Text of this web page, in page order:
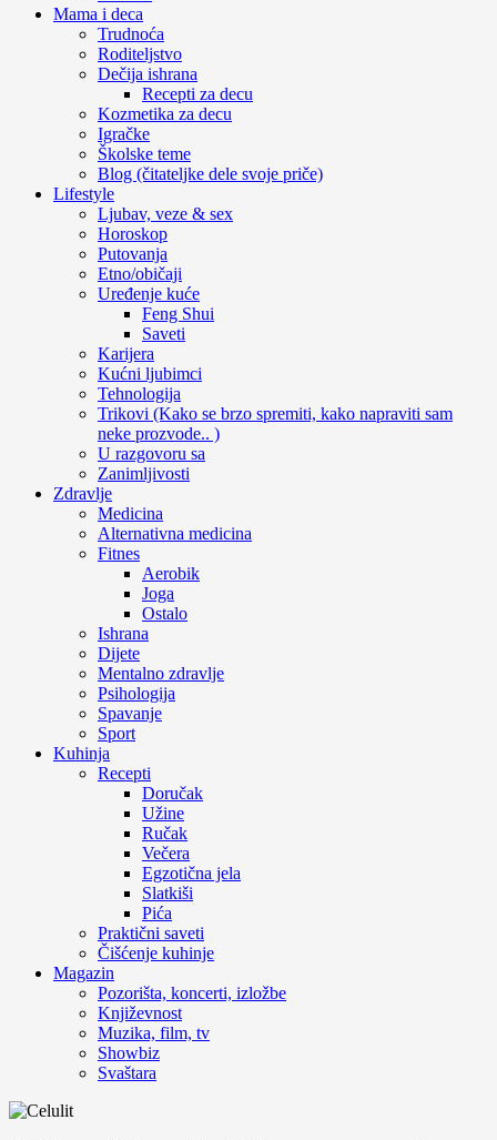
Mama i deca
Trudnoća
Roditeljstvo
Dečija ishrana
Recepti za decu
Kozmetika za decu
Igračke
Školske teme
Blog (čitateljke dele svoje priče)
Lifestyle
Ljubav, veze & sex
Horoskop
Putovanja
Etno/običaji
Uređenje kuće
Feng Shui
Saveti
Karijera
Kućni ljubimci
Tehnologija
Trikovi (Kako se brzo spremiti, kako napraviti sam
neke prozvode.. )
U razgovoru sa
Zanimljivosti
Zdravlje
Medicina
Alternativna medicina
Fitnes
Aerobik
Joga
Ostalo
Ishrana
Dijete
Mentalno zdravlje
Psihologija
Spavanje
Sport
Kuhinja
Recepti
Doručak
Užine
Ručak
Večera
Egzotična jela
Slatkiši
Pića
Praktični saveti
Čišćenje kuhinje
Magazin
Pozorišta, koncerti, izložbe
Književnost
Muzika, film, tv
Showbiz
Svaštara